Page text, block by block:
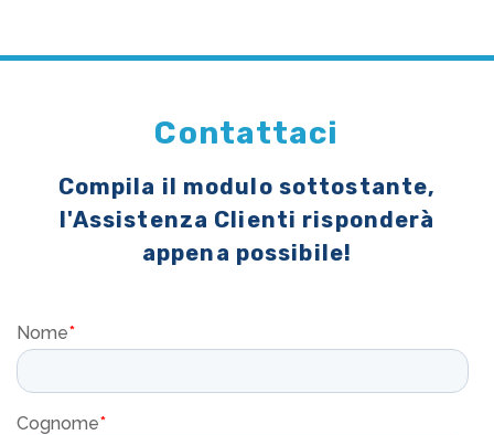
Contattaci
Compila il modulo sottostante,
l'Assistenza Clienti risponderà
appena possibile!